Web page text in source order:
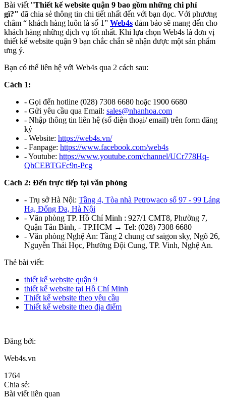
Bài viết "Thiết kế website quận 9 bao gồm những chi phí
gì?" đã chia sẻ thông tin chi tiết nhất đến với bạn đọc. Với phương
châm “ khách hàng luôn là số 1” Web4s đảm bảo sẽ mang đến cho
khách hàng những dịch vụ tốt nhất. Khi lựa chọn Web4s là đơn vị
thiết kế website quận 9 bạn chắc chắn sẽ nhận được một sản phẩm
ưng ý.
Bạn có thể liên hệ với Web4s qua 2 cách sau:
Cách 1:
- Gọi đến hotline (028) 7308 6680 hoặc 1900 6680
- Gửi yêu cầu qua Email: sales@nhanhoa.com
- Nhập thông tin liên hệ (số điện thoại/ email) trên form đăng
ký
- Website: https://web4s.vn/
- Fanpage: https://www.facebook.com/web4s
- Youtube: https://www.youtube.com/channel/UCr778Hq-
QhCEBTGFc9n-Pcg
Cách 2: Đến trực tiếp tại văn phòng
- Trụ sở Hà Nội: Tầng 4, Tòa nhà Petrowaco số 97 - 99 Láng
Hạ, Đống Đa, Hà Nội
- Văn phòng TP. Hồ Chí Minh : 927/1 CMT8, Phường 7,
Quận Tân Bình, - TP.HCM → Tel: (028) 7308 6680
- Văn phòng Nghệ An: Tầng 2 chung cư saigon sky, Ngõ 26,
Nguyễn Thái Học, Phường Đội Cung, TP. Vinh, Nghệ An.
Thẻ bài viết:
thiết kế website quận 9
thiết kế website tại Hồ Chí Minh
Thiết kế website theo yêu cầu
Thiết kế website theo địa điểm
Đăng bởi:
Web4s.vn
1764
Chia sẻ:
Bài viết liên quan